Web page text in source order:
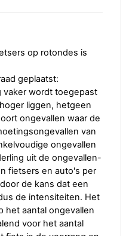
op rotondes is
geplaatst:
vaker wordt toegepast
liggen, hetgeen
ongevallen waar de
van
ongevallen
uit de ongevallen-
fietsers en auto's per
de kans dat een
de intensiteiten. Het
het aantal ongevallen
voor het aantal